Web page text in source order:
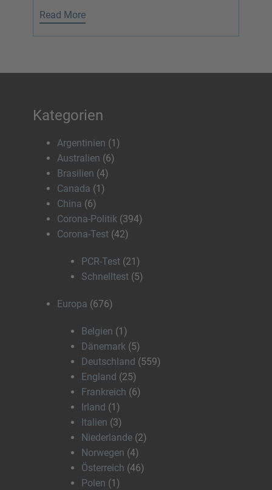
Read More
Kategorien
Argentinien (1)
Australien (6)
Brasilien (4)
Canada (1)
China (6)
Corona-Politik (394)
Corona-Test (42)
PCR-Test (21)
Schnelltest (5)
Europa (676)
Belgien (1)
Dänemark (5)
Deutschland (559)
England (25)
Frankreich (6)
Irland (1)
Italien (3)
Niederlande (2)
Norwegen (4)
Österreich (46)
Polen (1)